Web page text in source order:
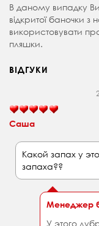
В даному випадку
відкритої баночки
використовувати
пляшки.
ВІДГУКИ
Саша
Какой запах у
запаха??
Менеджер
У этого